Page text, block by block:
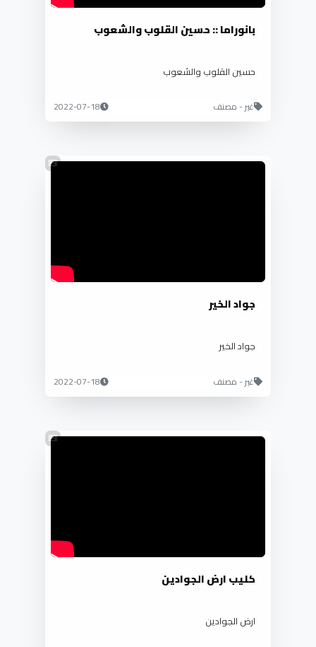
بانوراما :: حسين القلوب والشعوب
حسين القلوب والشعوب
غير - مصنف 2022-07-18
جواد الخير
جواد الخير
غير - مصنف 2022-07-18
كليب ارض الجوادين
ارض الجوادين